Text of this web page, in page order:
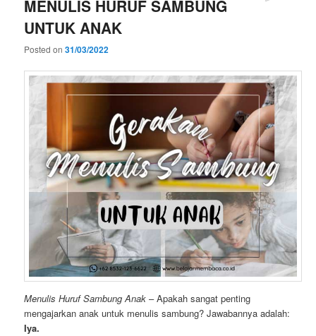
MENULIS HURUF SAMBUNG
UNTUK ANAK
Posted on31/03/2022
Menulis Huruf Sambung Anak– Apakah sangat penting
mengajarkan anak untuk menulis sambung? Jawabannya adalah:
Iya.